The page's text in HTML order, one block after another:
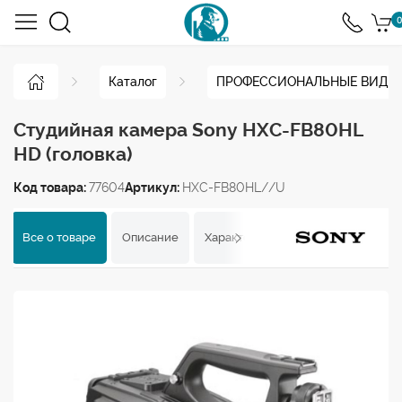
0
Каталог ПРОФЕССИОНАЛЬНЫЕ
Студийная камера Sony HXC-FB80HL
HD (головка)
Код товара:77604Артикул: HXC-FB80HL//U
Все о товаре Описание Характеристики Отзывы